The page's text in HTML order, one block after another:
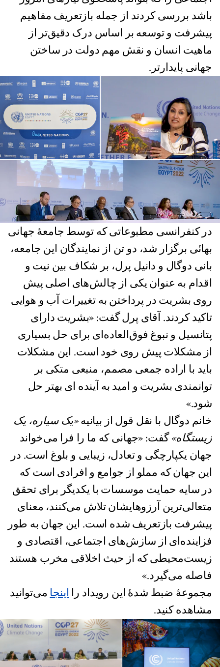
باشد بررسی کردند از جمله بازتعریف مفاهیم
پیشرفت و توسعه بر اساس درک دقیق‌تر از
ماهیت انسان و نقش مهم دولت در ساختن
جهانی پایدارتر.
در کنفرانسی مطبوعاتی که توسط جامعهٔ جهانی
بهائی برگزار شد، دو تن از نمایندگان این جامعه،
بانی دوگال و دانیل پرل، بر شکاف بین نیت و
اقدام به عنوان یکی از چالش‌های اصلی پیش
روی بشریت در پرداختن به تغییرات آب و هوایی
تاکید کردند. آقای پرل گفت: «بشریت دارای
پتانسیل و نبوغ فوق‌العاده‌ای برای حل بسیاری
از مشکلات پیش روی خود است. این مشکلات
باید با اراده جمعی مصمم، منبعی متکی بر
توانمندی بشریت و امید به آینده ای بهتر حل
شود.»
خانم دوگال با نقل قول از بیانیه«یک سیاره، یک
زیستگاه»گفت: «جهانی که ما را فرا می‌خواند
جهان یکپارچگی و تعادل، زیبایی و بلوغ است. در
این جهان که مملو از جوامع و افرادی است که
در سایه حمایت موسسات با یکدیگر برای تحقق
متعالی‌ترین آرزوهایشان تلاش می‌کنند، معنای
پیشرفت بازتعریف شده است. این جهان به طور
فزاینده‌ای از سازش‌های اجتماعی، اقتصادی و
زیست‌محیطی که از حیث اخلاقی مخرب هستند
فاصله می‌گیرد.»
مجموعهٔ ضبط شدهٔ این رویداد را اینجا می‌توانید
مشاهده کنید.